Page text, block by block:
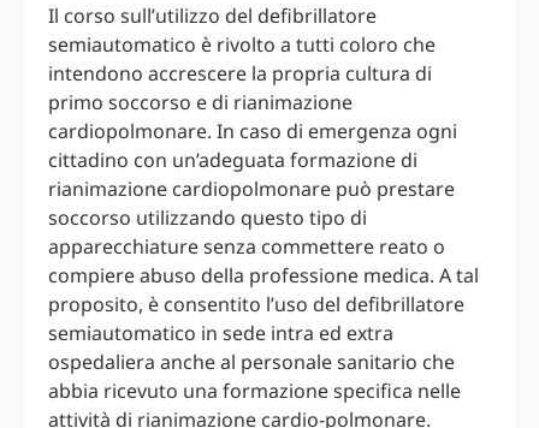
Il corso sull’utilizzo del defibrillatore
semiautomatico è rivolto a tutti coloro che
intendono accrescere la propria cultura di
primo soccorso e di rianimazione
cardiopolmonare. In caso di emergenza ogni
cittadino con un’adeguata formazione di
rianimazione cardiopolmonare può prestare
soccorso utilizzando questo tipo di
apparecchiature senza commettere reato o
compiere abuso della professione medica. A tal
proposito, è consentito l’uso del defibrillatore
semiautomatico in sede intra ed extra
ospedaliera anche al personale sanitario che
abbia ricevuto una formazione specifica nelle
attività di rianimazione cardio-polmonare.